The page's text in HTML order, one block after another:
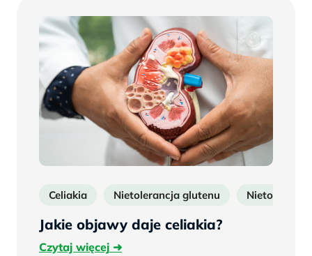
Celiakia Nietolerancja glutenu
Jakie objawy daje celiakia?
Czytaj więcejCzytaj